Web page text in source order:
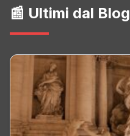
📰 Ultimi dal Blog